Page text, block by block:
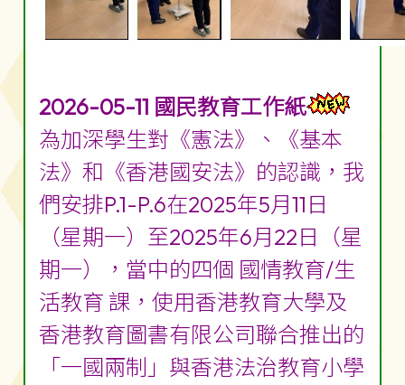
2026-05-11 國民教育工作紙
為加深學生對《憲法》、《基本
法》和《香港國安法》的認識，我
們安排P.1-P.6在2025年5月11日
（星期一）至2025年6月22日（星
期一），當中的四個 國情教育/生
活教育 課，使用香港教育大學及
香港教育圖書有限公司聯合推出的
「一國兩制」與香港法治教育小學